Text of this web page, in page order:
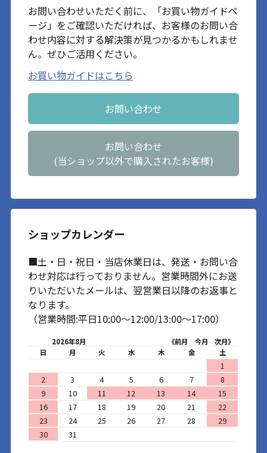
お問い合わせいただく前に、「お買い物ガイドペ
ージ」をご確認いただければ、お客様のお問い合
わせ内容に対する解決策が見つかるかもしれませ
ん。ぜひご活用ください。
お買い物ガイドはこちら
お問い合わせ
お問い合わせ
(当ショップ以外で購入されたお客様)
ショップカレンダー
■土・日・祝日・当店休業日は、発送・お問い合
わせ対応は行っておりません。営業時間外にお送
りいただいたメールは、翌営業日以降のお返事と
なります。
（営業時間:平日10:00～12:00/13:00～17:00）
2026年8月 《前月 今月
次月》
日
月 火 水 木 金 土
1
2
3 4 5 6 7
8
9
10 11 12 13 14
15
16
17 18 19 20 21
22
23
24 25 26 27 28
29
30
31